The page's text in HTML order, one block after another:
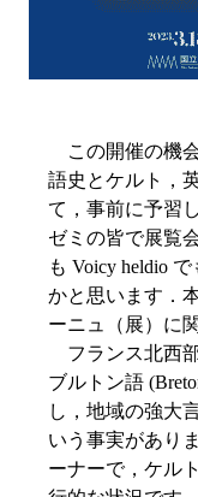
この開催の機
語史とケルト，
て，事前に予習
ゼミの皆で展覧
も Voicy heldio
かと思います．
ーニュ（展）に
フランス北西
ブルトン語
し，地域の強大
いう事実があり
ーナーで，ケル